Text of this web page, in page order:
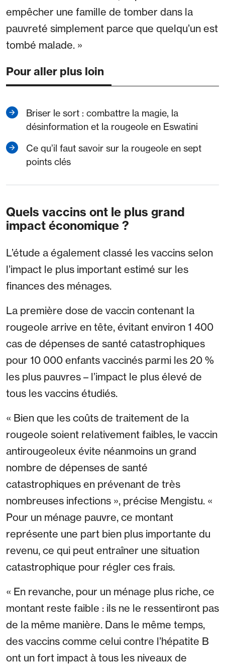
empêcher une famille de tomber dans la
pauvreté simplement parce que quelqu’un est
tombé malade. »
Pour aller plus loin
Briser le sort : combattre la magie, la
désinformation et la rougeole en Eswatini
Ce qu’il faut savoir sur la rougeole en sept
points clés
Quels vaccins ont le plus grand
impact économique ?
L’étude a également classé les vaccins selon
l’impact le plus important estimé sur les
finances des ménages.
La première dose de vaccin contenant la
rougeole arrive en tête, évitant environ 1 400
cas de dépenses de santé catastrophiques
pour 10 000 enfants vaccinés parmi les 20 %
les plus pauvres – l’impact le plus élevé de
tous les vaccins étudiés.
« Bien que les coûts de traitement de la
rougeole soient relativement faibles, le vaccin
antirougeoleux évite néanmoins un grand
nombre de dépenses de santé
catastrophiques en prévenant de très
nombreuses infections », précise Mengistu. «
Pour un ménage pauvre, ce montant
représente une part bien plus importante du
revenu, ce qui peut entraîner une situation
catastrophique pour régler ces frais.
« En revanche, pour un ménage plus riche, ce
montant reste faible : ils ne le ressentiront pas
de la même manière. Dans le même temps,
des vaccins comme celui contre l’hépatite B
ont un fort impact à tous les niveaux de